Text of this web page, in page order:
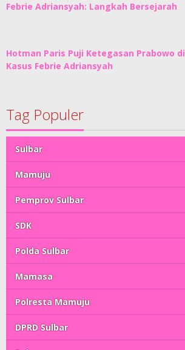
Febrie Adriansyah: Langkah Bersejarah
Hotman Paris Puji Ketegasan Prabowo di
Kasus Febrie Adriansyah
Tag Populer
Sulbar
Mamuju
Pemprov Sulbar
SDK
Polda Sulbar
Mamasa
Polresta Mamuju
DPRD Sulbar